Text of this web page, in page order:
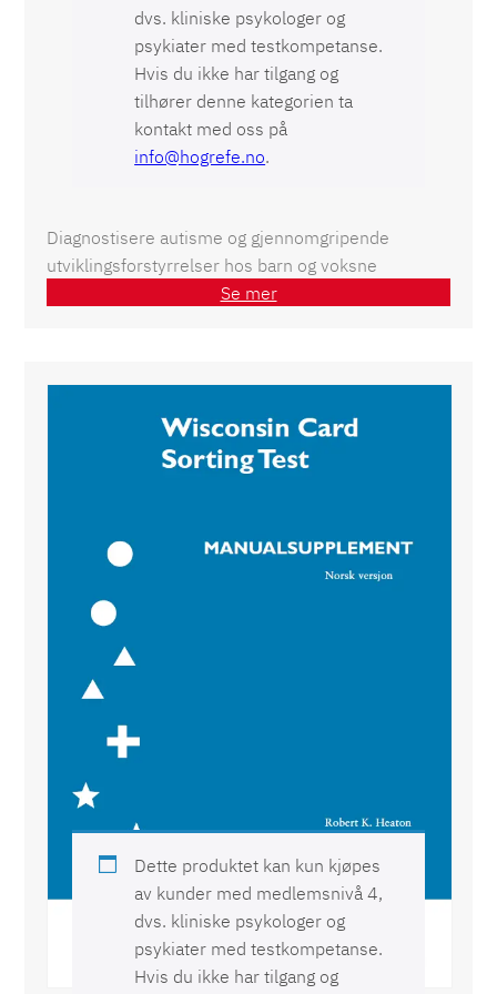
dvs. kliniske psykologer og
psykiater med testkompetanse.
Hvis du ikke har tilgang og
tilhører denne kategorien ta
kontakt med oss på
info@hogrefe.no.
Diagnostisere autisme og gjennomgripende
utviklingsforstyrrelser hos barn og voksne
Se mer
WCST® Wisconsin Card Sorting Test
Dette produktet kan kun kjøpes
av kunder med medlemsnivå 4,
dvs. kliniske psykologer og
psykiater med testkompetanse.
Hvis du ikke har tilgang og